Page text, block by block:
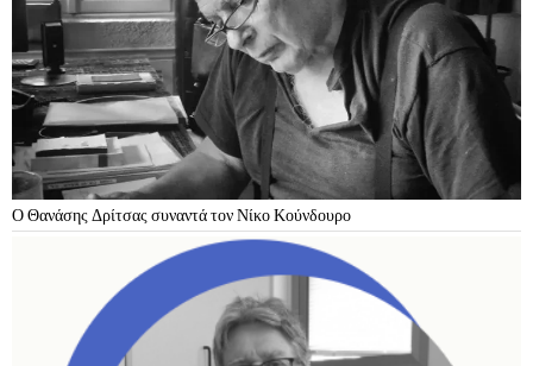
Ο Θανάσης Δρίτσας συναντά τον Νίκο Κούνδουρο